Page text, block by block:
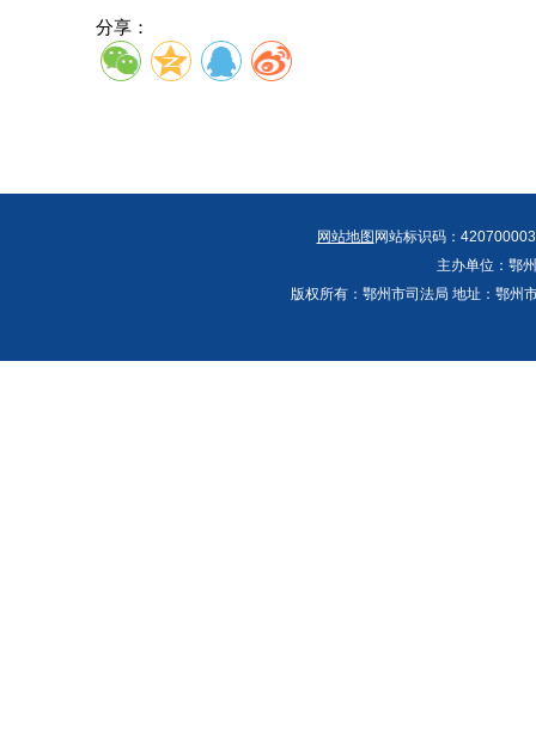
分享：
网站地图 网站标识码：
主办单位：鄂
版权所有：鄂州市司法局 地址：鄂州